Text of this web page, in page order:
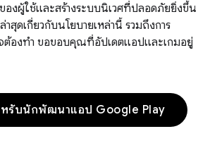
งผู้ใช้และสร้างระบบนิเวศที่ปลอดภัยยิ่งขึ้น
สุดเกี่ยวกับนโยบายเหล่านี้ รวมถึงการ
องทำ ขอขอบคุณที่อัปเดตแอปและเกมอยู่
หรับนักพัฒนาแอป Google Play